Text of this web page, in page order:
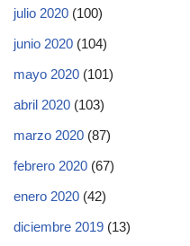
julio 2020 (100)
junio 2020 (104)
mayo 2020 (101)
abril 2020 (103)
marzo 2020 (87)
febrero 2020 (67)
enero 2020 (42)
diciembre 2019 (13)